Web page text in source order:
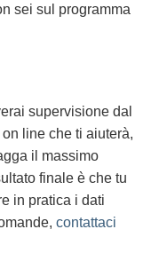
sei sul programma
supervisione dal
line che ti aiuterà,
il massimo
finale è che tu
in pratica i dati
contattaci